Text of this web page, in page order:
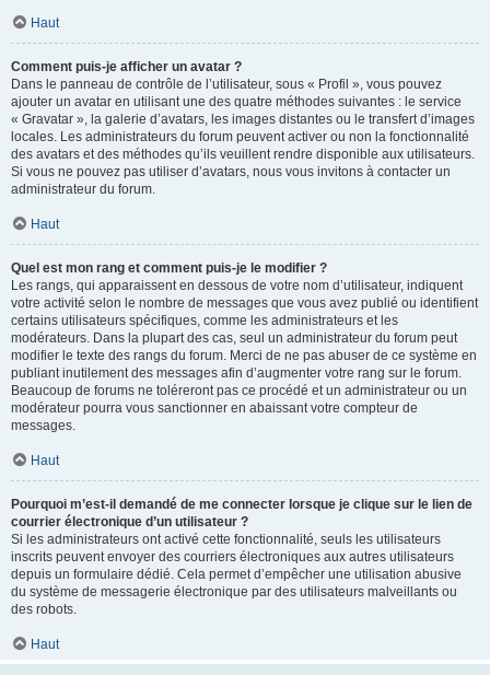
Haut
Comment puis-je afficher un avatar ?
Dans le panneau de contrôle de l’utilisateur, sous « Profil », vous pouvez
ajouter un avatar en utilisant une des quatre méthodes suivantes : le service
« Gravatar », la galerie d’avatars, les images distantes ou le transfert d’images
locales. Les administrateurs du forum peuvent activer ou non la fonctionnalité
des avatars et des méthodes qu’ils veuillent rendre disponible aux utilisateurs.
Si vous ne pouvez pas utiliser d’avatars, nous vous invitons à contacter un
administrateur du forum.
Haut
Quel est mon rang et comment puis-je le modifier ?
Les rangs, qui apparaissent en dessous de votre nom d’utilisateur, indiquent
votre activité selon le nombre de messages que vous avez publié ou identifient
certains utilisateurs spécifiques, comme les administrateurs et les
modérateurs. Dans la plupart des cas, seul un administrateur du forum peut
modifier le texte des rangs du forum. Merci de ne pas abuser de ce système en
publiant inutilement des messages afin d’augmenter votre rang sur le forum.
Beaucoup de forums ne toléreront pas ce procédé et un administrateur ou un
modérateur pourra vous sanctionner en abaissant votre compteur de
messages.
Haut
Pourquoi m’est-il demandé de me connecter lorsque je clique sur le lien de
courrier électronique d’un utilisateur ?
Si les administrateurs ont activé cette fonctionnalité, seuls les utilisateurs
inscrits peuvent envoyer des courriers électroniques aux autres utilisateurs
depuis un formulaire dédié. Cela permet d’empêcher une utilisation abusive
du système de messagerie électronique par des utilisateurs malveillants ou
des robots.
Haut